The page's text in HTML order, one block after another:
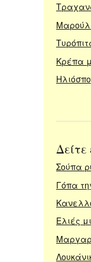
Κρέπα
Δείτε
Σούπα
Γόπα
Ελιές